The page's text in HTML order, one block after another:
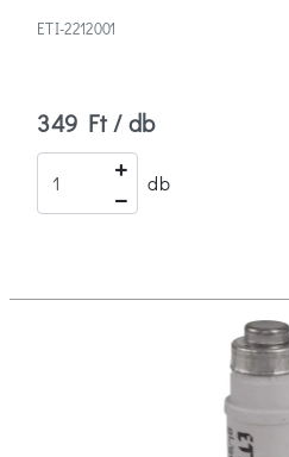
ETI-2212001
349 Ft / db
db